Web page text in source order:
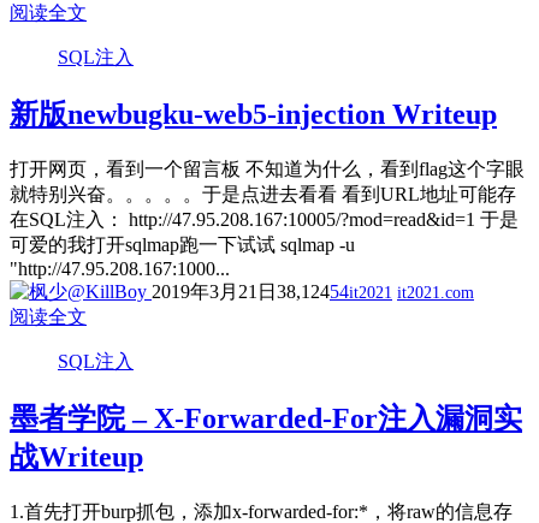
阅读全文
SQL注入
新版newbugku-web5-injection Writeup
打开网页，看到一个留言板 不知道为什么，看到flag这个字眼
就特别兴奋。。。。。于是点进去看看 看到URL地址可能存
在SQL注入： http://47.95.208.167:10005/?mod=read&id=1 于是
可爱的我打开sqlmap跑一下试试 sqlmap -u
"http://47.95.208.167:1000...
2019年3月21日 38,12454it2021 it2021.com
阅读全文
SQL注入
墨者学院 – X-Forwarded-For注入漏洞实
战Writeup
1.首先打开burp抓包，添加x-forwarded-for:*，将raw的信息存